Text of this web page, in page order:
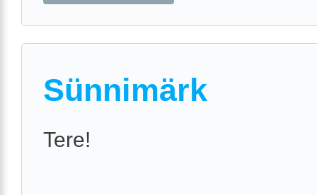
Sünnimärk
Tere!